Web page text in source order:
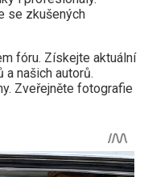
se zkušených
fóru. Získejte aktuální
našich autorů.
Zveřejněte fotografie